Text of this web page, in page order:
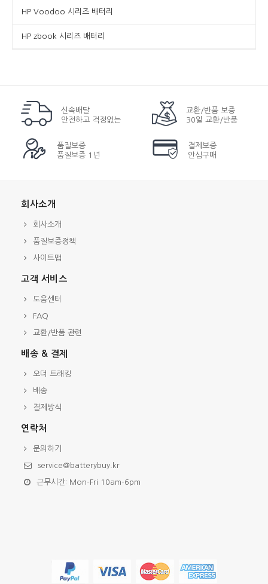
HP Voodoo 시리즈 배터리
HP zbook 시리즈 배터리
신속배달
안전하고 걱정없는
교환/반품 보증
30일 교환/반품
품질보증
품질보증 1년
결제보증
안심구매
회사소개
회사소개
품질보증정책
사이트맵
고객 서비스
도움센터
FAQ
교환/반품 관련
배송 & 결제
오더 트래킹
배송
결제방식
연락처
문의하기
service@batterybuy.kr
근무시간: Mon-Fri 10am-6pm